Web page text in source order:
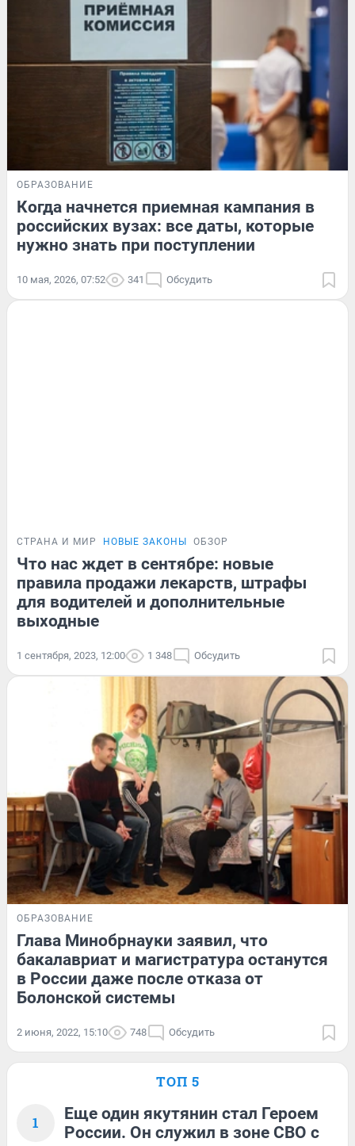
ОБРАЗОВАНИЕ
Когда начнется приемная кампания в
российских вузах: все даты, которые
нужно знать при поступлении
10 мая, 2026, 07:52 341 Обсудить
СТРАНА И МИР НОВЫЕ ЗАКОНЫ ОБЗОР
Что нас ждет в сентябре: новые
правила продажи лекарств, штрафы
для водителей и дополнительные
выходные
1 сентября, 2023, 12:00 1 348 Обсудить
ОБРАЗОВАНИЕ
Глава Минобрнауки заявил, что
бакалавриат и магистратура останутся
в России даже после отказа от
Болонской системы
2 июня, 2022, 15:10 748 Обсудить
ТОП 5
1
Еще один якутянин стал Героем
России. Он служил в зоне СВО с